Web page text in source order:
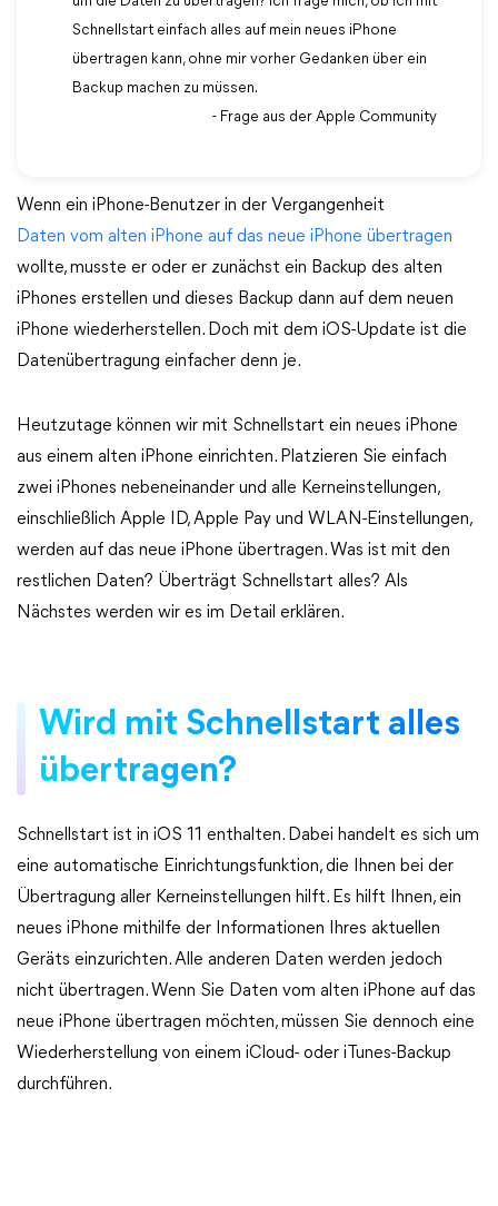
Schnellstart einfach alles auf mein neues iPhone
übertragen kann, ohne mir vorher Gedanken über ein
Backup machen zu müssen.
- Frage aus der Apple Community
Wenn ein iPhone-Benutzer in der Vergangenheit
Daten vom alten iPhone auf das neue iPhone übertragen
wollte, musste er oder er zunächst ein Backup des alten
iPhones erstellen und dieses Backup dann auf dem neuen
iPhone wiederherstellen. Doch mit dem iOS-Update ist die
Datenübertragung einfacher denn je.
Heutzutage können wir mit Schnellstart ein neues iPhone
aus einem alten iPhone einrichten. Platzieren Sie einfach
zwei iPhones nebeneinander und alle Kerneinstellungen,
einschließlich Apple ID, Apple Pay und WLAN-Einstellungen,
werden auf das neue iPhone übertragen. Was ist mit den
restlichen Daten? Überträgt Schnellstart alles? Als
Nächstes werden wir es im Detail erklären.
Wird mit Schnellstart alles
übertragen?
Schnellstart ist in iOS 11 enthalten. Dabei handelt es sich um
eine automatische Einrichtungsfunktion, die Ihnen bei der
Übertragung aller Kerneinstellungen hilft. Es hilft Ihnen, ein
neues iPhone mithilfe der Informationen Ihres aktuellen
Geräts einzurichten. Alle anderen Daten werden jedoch
nicht übertragen. Wenn Sie Daten vom alten iPhone auf das
neue iPhone übertragen möchten, müssen Sie dennoch eine
Wiederherstellung von einem iCloud- oder iTunes-Backup
durchführen.